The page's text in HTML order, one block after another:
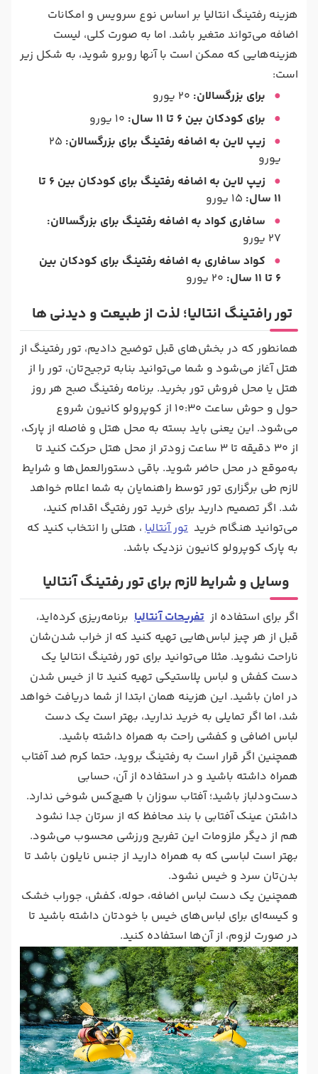
هزینه رفتینگ انتالیا بر اساس نوع سرویس و امکانات
اضافه می‌تواند متغیر باشد. اما به صورت کلی، لیست
هزینه‌هایی که ممکن است با آنها روبرو شوید، به شکل زیر
است:
برای بزرگسالان:
برای کودکان بین 6 تا 11 سال:
زیپ لاین به اضافه رفتینگ برای بزرگسالان: 25
یورو
زیپ لاین به اضافه رفتینگ برای کودکان بین 6 تا
11 سال:
سافاری کواد به اضافه رفتینگ برای بزرگسالان:
27 یورو
کواد سافاری به اضافه رفتینگ برای کودکان بین
6 تا 11 سال:
تور رافتینگ انتالیا؛ لذت از طبیعت و دیدنی ها
همانطور که در بخش‌های قبل توضیح دادیم، تور رفتینگ از
هتل آغاز می‌شود و شما می‌توانید بنابه ترجیح‌تان، تور را از
هتل یا محل فروش تور بخرید. برنامه رفتینگ صبح هر روز
حول و حوش ساعت 10:30 از کوپرولو کانیون شروع
می‌شود. این یعنی باید بسته به محل هتل و فاصله از پارک،
از 30 دقیقه تا 3 ساعت زودتر از محل هتل حرکت کنید تا
به‌موقع در محل حاضر شوید. باقی دستورالعمل‌ها و شرایط
لازم طی برگزاری تور توسط راهنمایان به شما اعلام خواهد
شد. اگر تصمیم دارید برای خرید تور رفتیگ اقدام کنید،
می‌توانید هنگام خرید تور آنتالیا ، هتلی را انتخاب کنید که
به پارک کوپرولو کانیون نزدیک باشد.
وسایل و شرایط لازم برای تور رفتینگ آنتالیا
اگر برای استفاده از تفریحات آنتالیا برنامه‌ریزی کرده‌اید،
قبل از هر چیز لباس‌هایی تهیه کنید که از خراب‌ شدن‌شان
ناراحت نشوید. مثلا می‌توانید برای تور رفتینگ انتالیا یک
دست کفش و لباس پلاستیکی تهیه کنید تا از خیس شدن‌
در امان باشید. این هزینه همان ابتدا از شما دریافت خواهد
شد، اما اگر تمایلی به خرید ندارید، بهتر است یک دست
لباس اضافی و کفشی راحت به همراه داشته باشید.
همچنین اگر قرار است به رفتینگ بروید، حتما کرم ضد آفتاب
همراه داشته باشید و در استفاده از آن، حسابی
دست‌ودلباز باشید؛ آفتاب سوزان با هیچ‌کس شوخی ندارد.
داشتن عینک آفتابی با بند محافظ که از سرتان جدا نشود
هم از دیگر ملزومات این تفریح ورزشی محسوب می‌شود.
بهتر است لباسی که به همراه دارید از جنس نایلون باشد تا
بدن‌تان سرد و خیس نشود.
همچنین یک دست لباس اضافه، حوله، کفش، جوراب خشک
و کیسه‌ای برای لباس‌های خیس با خودتان داشته باشید تا
در صورت لزوم، از آن‌ها استفاده کنید.